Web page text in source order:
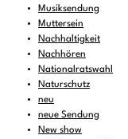
Musiksendung
Muttersein
Nachhaltigkeit
Nachhören
Nationalratswahl
Naturschutz
neu
neue Sendung
New show